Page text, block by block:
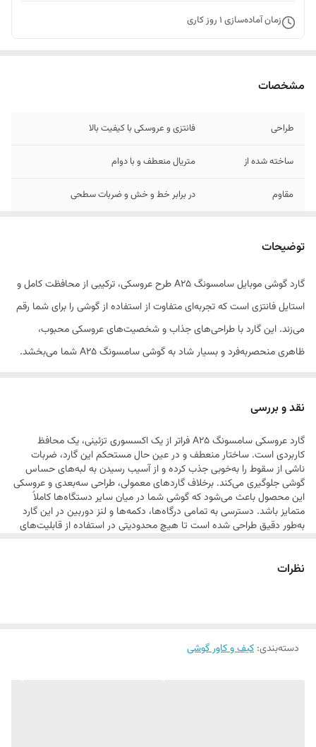
زمان آماده‌سازی 1 روز کاری
مشخصات
طراحی فانتزی و عروسکی با کیفیت بالا
ساخته شده از متریال منعطف و با دوام
مقاوم در برابر خط و خش و ضربات سطحی
توضیحات
گارد گوشی موبایل سامسونگ A25 طرح عروسکی، ترکیبی از محافظت کامل و
استایل فانتزی است که تجربه‌ای متفاوت از استفاده از گوشی را برای شما رقم
می‌زند. این گارد با طراحی‌های جذاب و شخصیت‌های عروسکی محبوب،
ظاهری منحصر‌به‌فرد و بسیار شاد به گوشی سامسونگ A25 شما می‌بخشد.
که می‌خواهند گوشی خود را با شخصیت و سلیقه خاص خود متمایز کنند.
نقد و بررسی
گارد عروسکی سامسونگ A25 فراتر از یک اکسسوری تزئینی، یک محافظ
کاربردی است. ساختار منعطف و در عین حال مستحکم این گارد، ضربات
ناشی از سقوط را به‌خوبی جذب کرده و از آسیب رسیدن به لبه‌های حساس
گوشی جلوگیری می‌کند. برخلاف گارد‌های معمولی، طراحی سه‌بعدی و عروسکی
این محصول باعث می‌شود که گوشی شما در میان سایر دستگاه‌ها کاملاً
متمایز باشد. دسترسی به تمامی درگاه‌ها، دکمه‌ها و لنز دوربین در این گارد
به‌طور دقیق طراحی شده است تا هیچ محدودیتی در استفاده از قابلیت‌های
کیفیت خود را از دست نمی‌دهد.
نظرات
دسته‌بندی: کیف و کاور گوشی